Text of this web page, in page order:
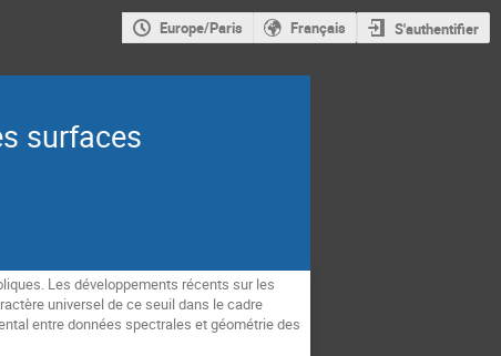
Europe/Paris Français S'authentifier
surfaces
Les développements récents sur les
universel de ce seuil dans le cadre
entre données spectrales et géométrie des